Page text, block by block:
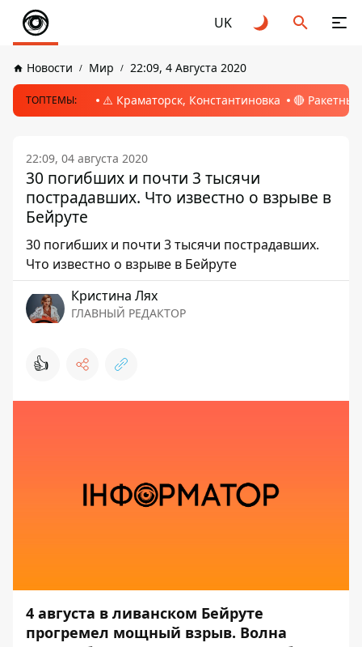
UK
Новости Мир 22:09, 4 Августа 2020
ТОПТЕМЫ: ⚠️ Краматорск, Константиновка 🔴
22:09, 04 августа 2020
30 погибших и почти 3 тысячи
пострадавших. Что известно о взрыве в
Бейруте
30 погибших и почти 3 тысячи пострадавших.
Что известно о взрыве в Бейруте
Кристина Лях
ГЛАВНЫЙ РЕДАКТОР
👍
4 августа в ливанском Бейруте
прогремел мощный взрыв. Волна